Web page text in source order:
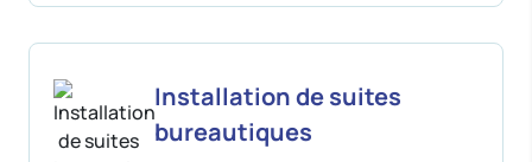
Installation de suites
bureautiques